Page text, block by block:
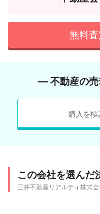
無料
― 不動産の
購入を検
この会社を選んだ
三井不動産リアルティ株式